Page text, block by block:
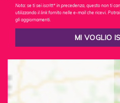
Nota: se ti sei iscritt* in precedenza, questo non ti
utilizzando il link fornito nelle e-mail che ricevi.
gli aggiornamenti.